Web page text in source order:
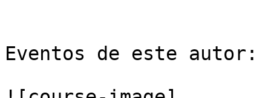
Eventos de este autor: